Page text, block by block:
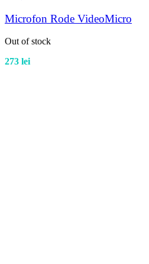
Microfon Rode VideoMicro
Out of stock
273 lei